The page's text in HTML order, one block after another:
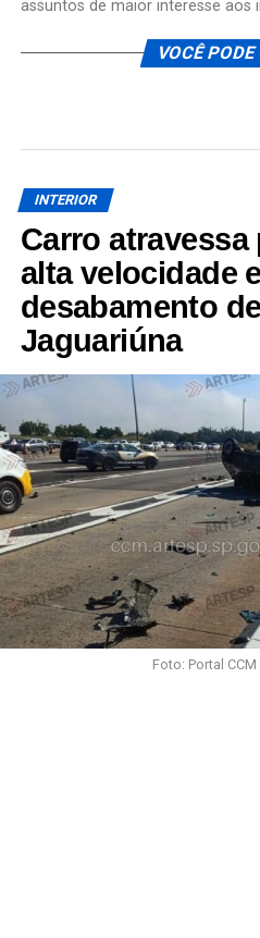
assuntos de maior interesse aos
VOCÊ
INTERIOR
Carro atravessa
alta velocidade
desabamento
Jaguariúna
Foto: Portal